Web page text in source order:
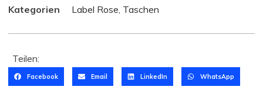
Kategorien Label Rose, Taschen
Teilen:
Facebook Email LinkedIn WhatsApp